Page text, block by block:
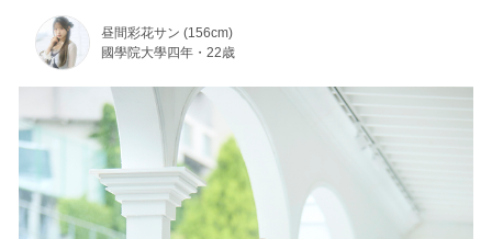
昼間彩花サン (156cm)
國學院大學四年・22歳